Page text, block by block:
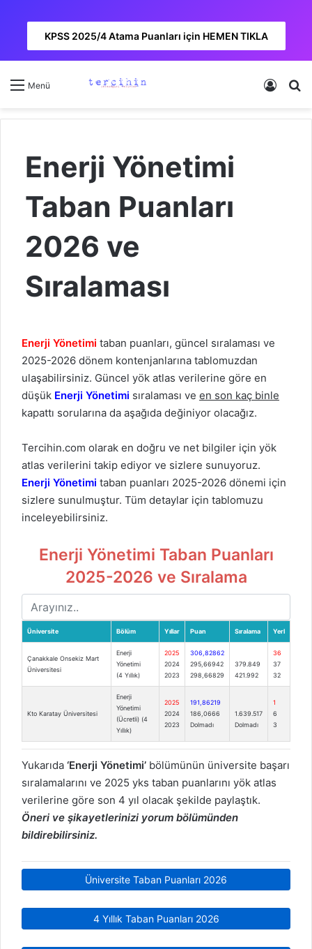
KPSS 2025/4 Atama Puanları için HEMEN TIKLA
Menü Kayıt
Enerji Yönetimi
Taban Puanları
2026 ve
Sıralaması
Enerji Yönetimi taban puanları, güncel sıralaması ve
2025-2026 dönem kontenjanlarına tablomuzdan
ulaşabilirsiniz. Güncel yök atlas verilerine göre en
düşük Enerji Yönetimi sıralaması ve en son kaç binle
kapattı sorularına da aşağıda değiniyor olacağız.
Tercihin.com olarak en doğru ve net bilgiler için yök
atlas verilerini takip ediyor ve sizlere sunuyoruz.
Enerji Yönetimi taban puanları 2025-2026 dönemi için
sizlere sunulmuştur. Tüm detaylar için tablomuzu
inceleyebilirsiniz.
Enerji Yönetimi Taban Puanları
2025-2026 ve Sıralama
Üniversite Bölüm Yıllar Puan Sıralama Yerl
Çanakkale Onsekiz Mart
Üniversitesi
Enerji
Yönetimi
(4 Yıllık)
2025
2024
2023
306,82862
295,66942
298,66829
379.849
421.992
36
37
32
Kto Karatay Üniversitesi
Enerji
Yönetimi
(Ücretli) (4
Yıllık)
2025
2024
2023
191,86219
186,0666
Dolmadı
1.639.517
Dolmadı
1
6
3
Yukarıda ‘Enerji Yönetimi’ bölümünün üniversite başarı
sıralamalarını ve 2025 yks taban puanlarını yök atlas
verilerine göre son 4 yıl olacak şekilde paylaştık.
Öneri ve şikayetlerinizi yorum bölümünden
bildirebilirsiniz.
Üniversite Taban Puanları 2026
4 Yıllık Taban Puanları 2026